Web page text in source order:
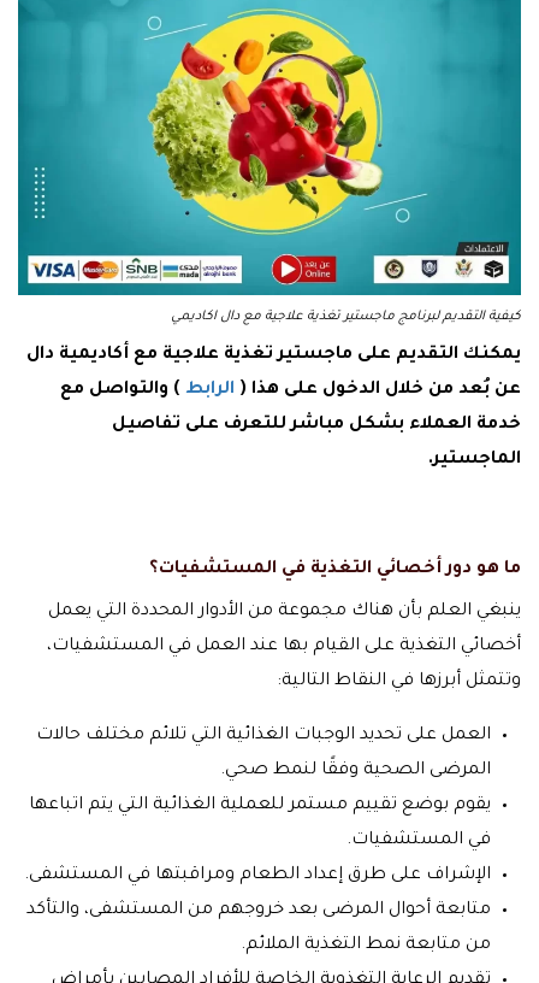
كيفية التقديم لبرنامج ماجستير تغذية علاجية مع دال اكاديمي
يمكنك التقديم على ماجستير تغذية علاجية مع أكاديمية دال
عن بُعد من خلال الدخول على هذا ( الرابط ) والتواصل مع
خدمة العملاء بشكل مباشر للتعرف على تفاصيل
الماجستير.
ما هو دور أخصائي التغذية في المستشفيات؟
ينبغي العلم بأن هناك مجموعة من الأدوار المحددة التي يعمل
أخصائي التغذية على القيام بها عند العمل في المستشفيات،
وتتمثل أبرزها في النقاط التالية:
العمل على تحديد الوجبات الغذائية التي تلائم مختلف حالات
المرضى الصحية وفقًا لنمط صحي.
يقوم بوضع تقييم مستمر للعملية الغذائية التي يتم اتباعها
في المستشفيات.
الإشراف على طرق إعداد الطعام ومراقبتها في المستشفى.
متابعة أحوال المرضى بعد خروجهم من المستشفى، والتأكد
من متابعة نمط التغذية الملائم.